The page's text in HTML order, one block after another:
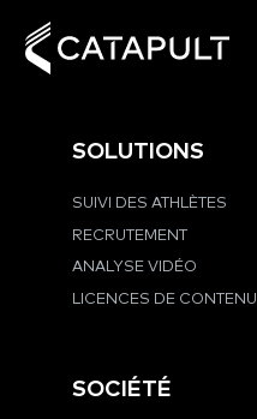
SOLUTIONS
SUIVI DES ATHLÈTES
RECRUTEMENT
ANALYSE VIDÉO
LICENCES DE CONTENU
SOCIÉTÉ